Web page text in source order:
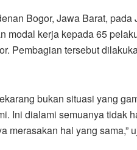
Bogor, Jawa Barat,
modal kerja kepada 65
Pembagian tersebut
bukan situasi yang
Ini dialami semuanya tidak
merasakan hal yang sama,”